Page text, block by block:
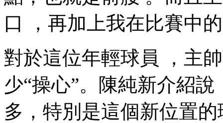
口 ，再加上我在比賽中
對於這位年輕球員 ，
少“操心”。陳純新介紹
多，特別是這個新位置的